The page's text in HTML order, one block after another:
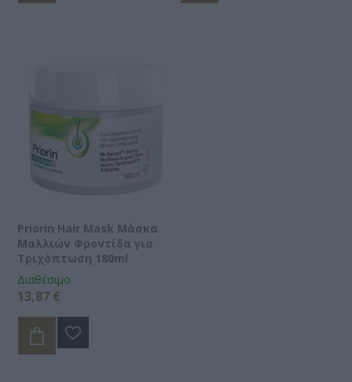
Priorin Hair Mask Μάσκα
Μαλλιών Φροντίδα για
Τριχόπτωση 180ml
Διαθέσιμο
13,87 €